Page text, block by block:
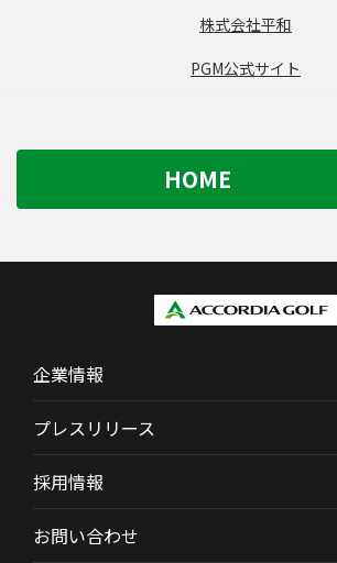
株式会社平和
PGM公式サイト
HOME
企業情報
プレスリリース
採用情報
お問い合わせ